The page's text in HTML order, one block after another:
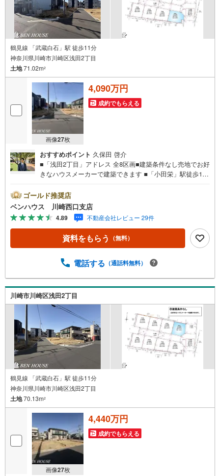
鶴見線 「武蔵白石」駅 徒歩11分
神奈川県川崎市川崎区浅田2丁目
土地71.02m2
画像27枚
4,090万円
成約でもらえる
おすすめポイント 久保田 啓介
■「浅田2丁目」アドレス 全8区画■建築条件なし売地でお好
きなハウスメーカーで建築できます ■「小田栄」駅徒歩13
便14分利用可能！■ご見学をご希望のお客様、平日・休日
問わず ご対応させていただきます。■また、オンライン案
内・相談などにも対応しております。 どうぞ お気軽に
ご連絡下さい。その他にも・・・●「この物件以外にも何件
か一緒に物件を見てみたい」●「私はローンいくら借りられ
るのだろう？」●「買替えなので、自宅がいくらで売却でき
「頭金は、どれくらいないと買えないの？」●「自営業者は
らないことばかり・・・。ご安心ください!!お力になれる事
がございましたら、誠心誠意 お手伝いをさせていただきま
す。【ベンハウス】にお任せ下さい！
ゴールド推奨店
ベンハウス 川崎西口支店
4.89 不動産会社レビュー 29件
資料をもらう （無料）
電話する （通話料無料）
川崎市川崎区浅田2丁目
鶴見線 「武蔵白石」駅 徒歩11分
神奈川県川崎市川崎区浅田2丁目
土地70.13m2
画像27枚
4,440万円
成約でもらえる